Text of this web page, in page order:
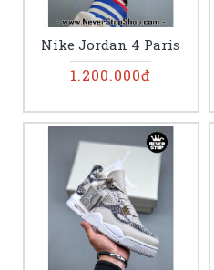
Nike Jordan 4 Paris
1.200.000đ